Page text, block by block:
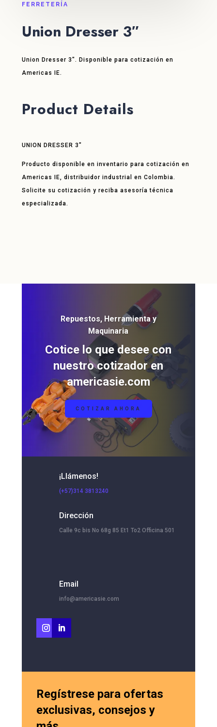
FERRETERÍA
Union Dresser 3″
Union Dresser 3″. Disponible para cotización en
Americas IE.
Product Details
UNION DRESSER 3″
Producto disponible en inventario para cotización en
Americas IE, distribuidor industrial en Colombia.
Solicite su cotización y reciba asesoría técnica
especializada.
Repuestos, Herramienta y
Maquinaria
Cotice lo que desee con
nuestro cotizador en
americasie.com
COTIZAR AHORA
¡Llámenos!
(+57)314 3813240
Dirección
Calle 9c bis No 68g 85 Et1 To2 Officina 501
Email
info@americasie.com
Regístrese para ofertas
exclusivas, consejos y